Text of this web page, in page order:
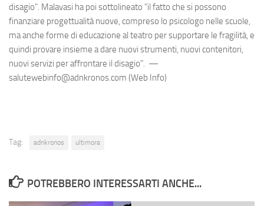
disagio". Malavasi ha poi sottolineato "il fatto che si possono
finanziare progettualità nuove, compreso lo psicologo nelle scuole,
ma anche forme di educazione al teatro per supportare le fragilità, e
quindi provare insieme a dare nuovi strumenti, nuovi contenitori,
nuovi servizi per affrontare il disagio". —
salutewebinfo@adnkronos.com (Web Info)
Tag: adnkronos ultimora
POTREBBERO INTERESSARTI ANCHE...